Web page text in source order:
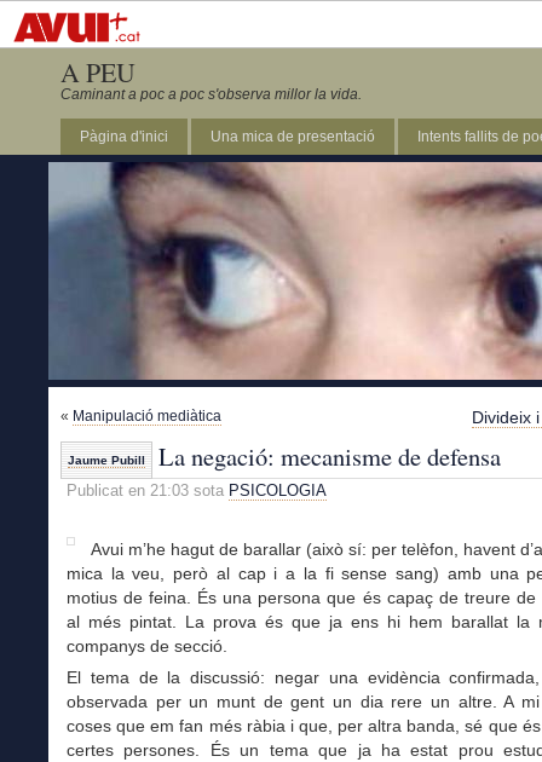
A PEU
Caminant a poc a poc s'observa millor la vida.
Pàgina d'inici Una mica de presentació Intents fallits de
« Manipulació mediàtica Divideix
Jaume Pubill La negació: mecanisme de defensa
Publicat en 21:03 sota PSICOLOGIA
Avui m’he hagut de barallar (això sí: per telèfon, havent
mica la veu, però al cap i a la fi sense sang) amb una
motius de feina. És una persona que és capaç de treure de
al més pintat. La prova és que ja ens hi hem barallat la
companys de secció.
El tema de la discussió: negar una evidència
observada per un munt de gent un dia rere un altre. A
coses que em fan més ràbia i que, per altra banda, sé que
certes persones. És un tema que ja ha estat prou